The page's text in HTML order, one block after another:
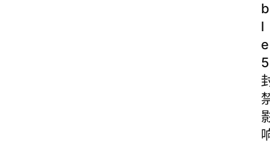
b
l
e
5